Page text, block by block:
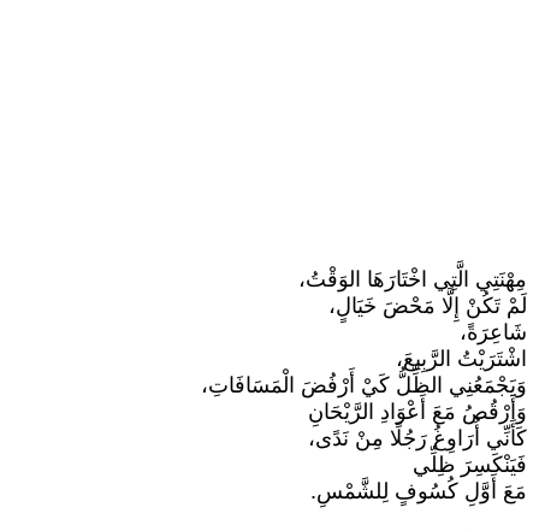
مِهْنَتِي الَّتِي اخْتَارَهَا الوَقْتُ،
لَمْ تَكُنْ إِلَّا مَحْضَ خَيَالٍ،
شَاعِرَةً،
اشْتَرَيْتُ الرَّبِيعَ،
وَيَجْمَعُنِي الظِّلُّ كَيْ أَرْفُضَ الْمَسَافَاتِ،
وَأَرْقُصُ مَعَ أَعْوَادِ الرَّيْحَانِ
كَأَنِّي أُرَاوِغُ رَجُلًا مِنْ نَدًى،
فَيَنْكَسِرَ ظِلِّي
مَعَ أَوَّلِ كُسُوفٍ لِلشَّمْسِ.